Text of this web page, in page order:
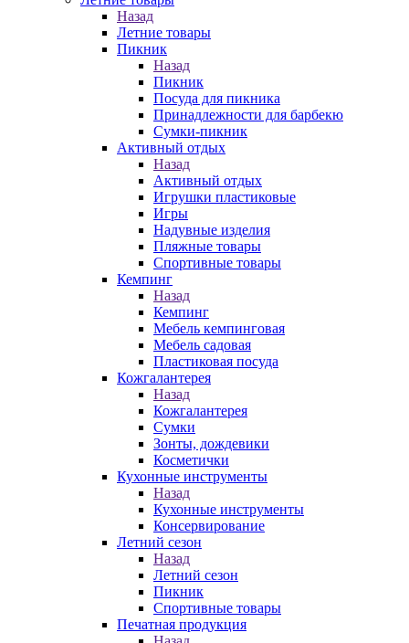
Назад
Летние товары
Пикник
Назад
Пикник
Посуда для пикника
Принадлежности для барбекю
Сумки-пикник
Активный отдых
Назад
Активный отдых
Игрушки пластиковые
Игры
Надувные изделия
Пляжные товары
Спортивные товары
Кемпинг
Назад
Кемпинг
Мебель кемпинговая
Мебель садовая
Пластиковая посуда
Кожгалантерея
Назад
Кожгалантерея
Сумки
Зонты, дождевики
Косметички
Кухонные инструменты
Назад
Кухонные инструменты
Консервирование
Летний сезон
Назад
Летний сезон
Пикник
Спортивные товары
Печатная продукция